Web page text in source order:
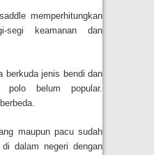
memperhitungkan
segi keamanan dan
berkuda jenis bendi dan
belum popular.
maupun pacu sudah
dalam negeri dengan